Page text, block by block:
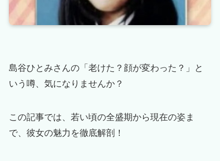
島谷ひとみさんの「老けた？顔が変わった？」と
いう噂、気になりませんか？
この記事では、若い頃の全盛期から現在の姿ま
で、彼女の魅力を徹底解剖！